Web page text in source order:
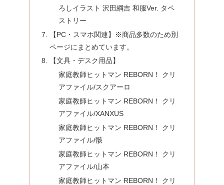
ろしイラスト 沢田綱吉 和服Ver. タペ
ストリー
【PC・スマホ関連】※商品多数のため別
ページにまとめています。
【文具・デスク用品】
家庭教師ヒットマン REBORN！ クリ
アファイル/スクアーロ
家庭教師ヒットマン REBORN！ クリ
アファイル/XANXUS
家庭教師ヒットマン REBORN！ クリ
アファイル/骸
家庭教師ヒットマン REBORN！ クリ
アファイル/山本
家庭教師ヒットマン REBORN！ クリ